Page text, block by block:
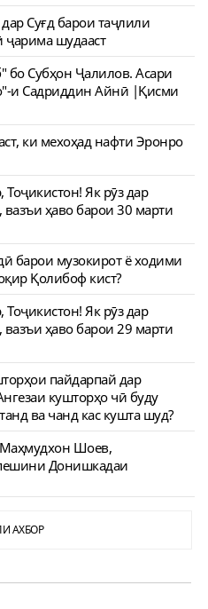
Суғд барои таҷлили
ҷарима шудааст
бо Субҳон Ҷалилов. Асари
и Садриддин Айнӣ |Қисми
ки мехоҳад нафти Эронро
Тоҷикистон! Як рӯз дар
вазъи ҳаво барои 30 марти
барои музокирот ё ходими
Қолибоф кист?
Тоҷикистон! Як рӯз дар
вазъи ҳаво барои 29 марти
пайдарпай дар
кушторҳо чӣ буду
ва чанд кас кушта шуд?
Шоев,
Донишкадаи
АХБОР